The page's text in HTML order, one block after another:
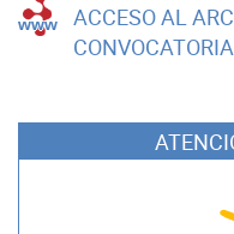
ACCESO AL